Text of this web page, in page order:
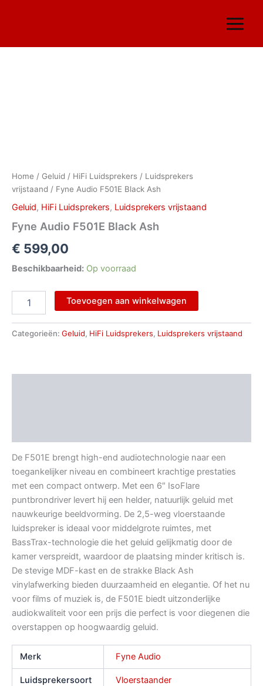
inhoud
Home / Geluid / HiFi Luidsprekers / Luidsprekers
vrijstaand / Fyne Audio F501E Black Ash
Geluid, HiFi Luidsprekers, Luidsprekers vrijstaand
Fyne Audio F501E Black Ash
€ 599,00
Beschikbaarheid: Op voorraad
Toevoegen aan winkelwagen
Categorieën: Geluid, HiFi Luidsprekers, Luidsprekers vrijstaand
De F501E brengt high-end audiotechnologie naar een
toegankelijker niveau en combineert krachtige prestaties
met een compact ontwerp. Met een 6″ IsoFlare
puntbrondriver levert hij een helder, natuurlijk geluid met
nauwkeurige beeldvorming. De 2,5-weg vloerstaande
luidspreker is ideaal voor middelgrote ruimtes, met
BassTrax-technologie die het geluid gelijkmatig door de
kamer verspreidt, waardoor de plaatsing minder kritisch is.
De stevige MDF-kast en de strakke Black Ash
vinylafwerking bieden duurzaamheid en elegantie. Of het nu
voor films of muziek is, de F501E biedt uitzonderlijke
audiokwaliteit voor een prijs die perfect is voor diegenen die
overstappen op hoogwaardig geluid.
Merk Fyne Audio
Luidsprekersoort Vloerstaander